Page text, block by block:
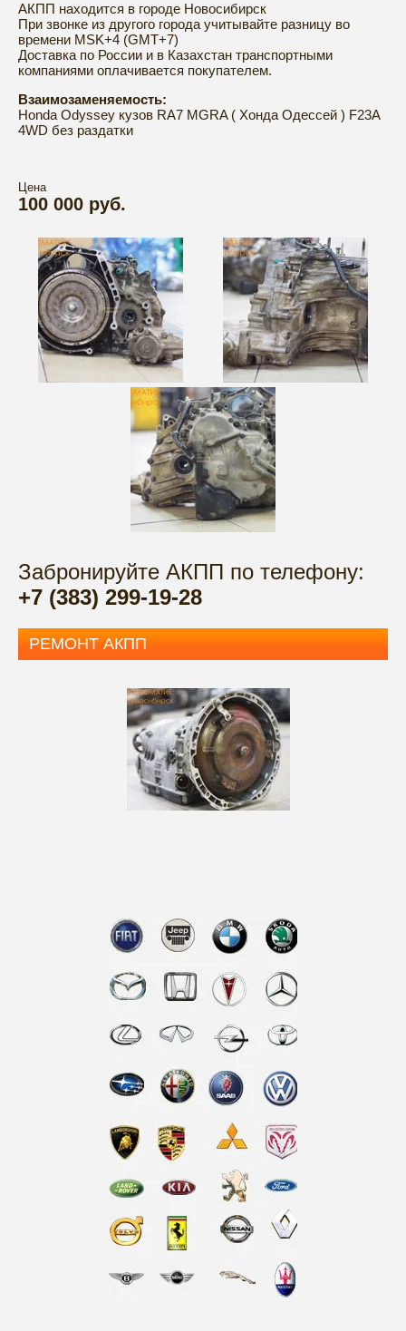
АКПП находится в городе Новосибирск
При звонке из другого города учитывайте разницу во
времени MSK+4 (GMT+7)
Доставка по России и в Казахстан транспортными
компаниями оплачивается покупателем.
Взаимозаменяемость:
Honda Odyssey кузов RA7 MGRA ( Хонда Одессей ) F23A
4WD без раздатки
Цена
100 000 руб.
Забронируйте АКПП по телефону:
+7 (383) 299-19-28
РЕМОНТ АКПП